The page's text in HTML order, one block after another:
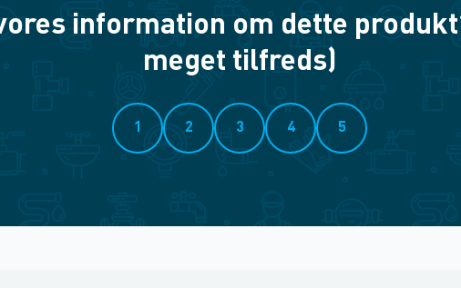
information om dette
meget tilfreds)
1 2 3 4 5